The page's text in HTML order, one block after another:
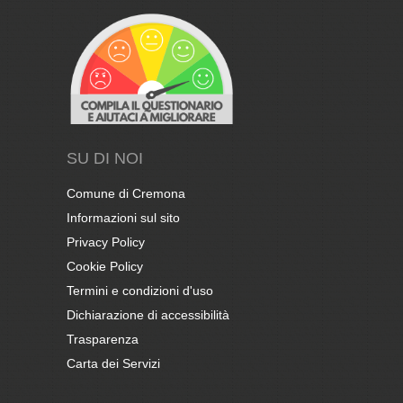
SU DI NOI
Comune di Cremona
Informazioni sul sito
Privacy Policy
Cookie Policy
Termini e condizioni d'uso
Dichiarazione di accessibilità
Trasparenza
Carta dei Servizi